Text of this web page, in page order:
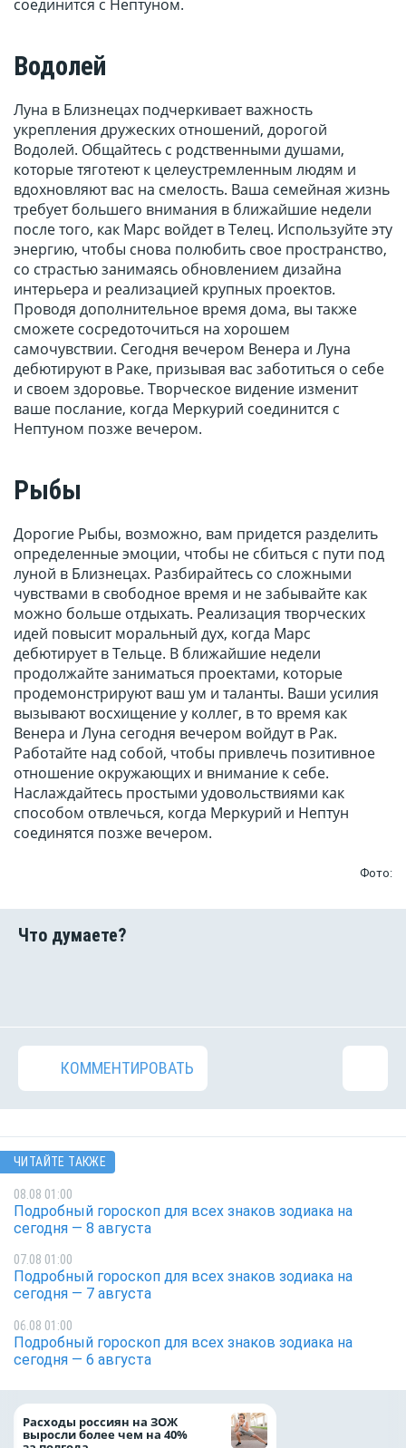
соединится с Нептуном.
Водолей
Луна в Близнецах подчеркивает важность
укрепления дружеских отношений, дорогой
Водолей. Общайтесь с родственными душами,
которые тяготеют к целеустремленным людям и
вдохновляют вас на смелость. Ваша семейная жизнь
требует большего внимания в ближайшие недели
после того, как Марс войдет в Телец. Используйте эту
энергию, чтобы снова полюбить свое пространство,
со страстью занимаясь обновлением дизайна
интерьера и реализацией крупных проектов.
Проводя дополнительное время дома, вы также
сможете сосредоточиться на хорошем
самочувствии. Сегодня вечером Венера и Луна
дебютируют в Раке, призывая вас заботиться о себе
и своем здоровье. Творческое видение изменит
ваше послание, когда Меркурий соединится с
Нептуном позже вечером.
Рыбы
Дорогие Рыбы, возможно, вам придется разделить
определенные эмоции, чтобы не сбиться с пути под
луной в Близнецах. Разбирайтесь со сложными
чувствами в свободное время и не забывайте как
можно больше отдыхать. Реализация творческих
идей повысит моральный дух, когда Марс
дебютирует в Тельце. В ближайшие недели
продолжайте заниматься проектами, которые
продемонстрируют ваш ум и таланты. Ваши усилия
вызывают восхищение у коллег, в то время как
Венера и Луна сегодня вечером войдут в Рак.
Работайте над собой, чтобы привлечь позитивное
отношение окружающих и внимание к себе.
Наслаждайтесь простыми удовольствиями как
способом отвлечься, когда Меркурий и Нептун
соединятся позже вечером.
Фото:
КОММЕНТИРОВАТЬ
ЧИТАЙТЕ ТАКЖЕ
08.08 01:00
Подробный гороскоп для всех знаков зодиака на
сегодня — 8 августа
07.08 01:00
Подробный гороскоп для всех знаков зодиака на
сегодня — 7 августа
06.08 01:00
Подробный гороскоп для всех знаков зодиака на
сегодня — 6 августа
Расходы россиян на ЗОЖ
выросли более чем на 40%